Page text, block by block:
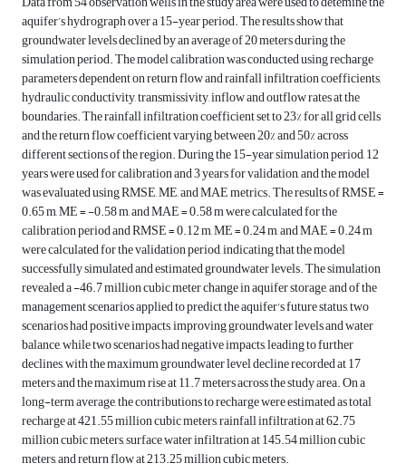
aquifer’s hydrograph over a 15-year period. The results show that
groundwater levels declined by an average of 20 meters during the
simulation period. The model calibration was conducted using recharge
parameters dependent on return flow and rainfall infiltration coefficients,
hydraulic conductivity, transmissivity, inflow and outflow rates at the
boundaries. The rainfall infiltration coefficient set to 23% for all grid cells
and the return flow coefficient varying between 20% and 50% across
different sections of the region. During the 15-year simulation period, 12
years were used for calibration and 3 years for validation, and the model
was evaluated using RMSE, ME, and MAE metrics. The results of RMSE =
0.65 m, ME = -0.58 m, and MAE = 0.58 m were calculated for the
calibration period and RMSE = 0.12 m, ME = 0.24 m, and MAE = 0.24 m
were calculated for the validation period, indicating that the model
successfully simulated and estimated groundwater levels. The simulation
revealed a -46.7 million cubic meter change in aquifer storage, and of the
management scenarios applied to predict the aquifer's future status, two
scenarios had positive impacts, improving groundwater levels and water
balance, while two scenarios had negative impacts, leading to further
declines, with the maximum groundwater level decline recorded at 17
meters and the maximum rise at 11.7 meters across the study area. On a
long-term average, the contributions to recharge were estimated as total
recharge at 421.55 million cubic meters, rainfall infiltration at 62.75
million cubic meters, surface water infiltration at 145.54 million cubic
meters, and return flow at 213.25 million cubic meters.